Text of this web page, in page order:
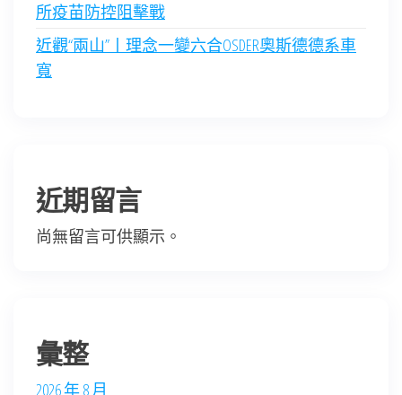
所疫苗防控阻擊戰
近觀“兩山”丨理念一變六合OSDER奧斯德德系車
寬
近期留言
尚無留言可供顯示。
彙整
2026 年 8 月